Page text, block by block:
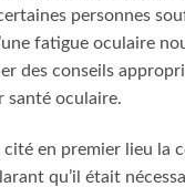
personnes
fatigue oculaire
des conseils
santé oculaire.
cité en premier lieu la
qu’il était